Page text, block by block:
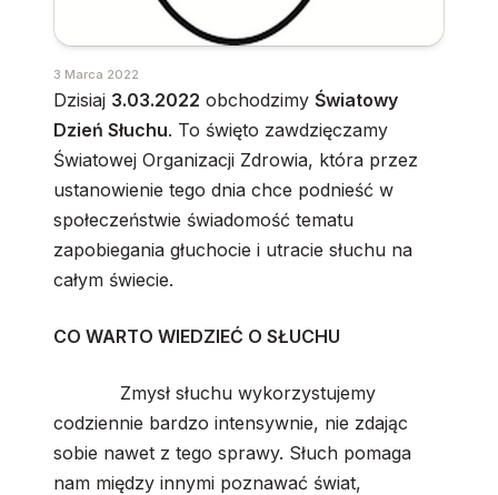
3 Marca 2022
Dzisiaj 3.03.2022 obchodzimy Światowy
Dzień Słuchu. To święto zawdzięczamy
Światowej Organizacji Zdrowia, która przez
ustanowienie tego dnia chce podnieść w
społeczeństwie świadomość tematu
zapobiegania głuchocie i utracie słuchu na
całym świecie.
CO WARTO WIEDZIEĆ O SŁUCHU
Zmysł słuchu wykorzystujemy
codziennie bardzo intensywnie, nie zdając
sobie nawet z tego sprawy. Słuch pomaga
nam między innymi poznawać świat,